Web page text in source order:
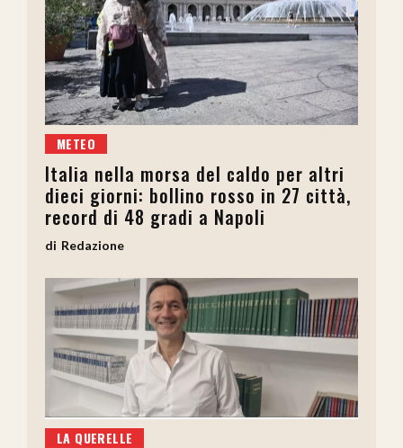
METEO
Italia nella morsa del caldo per altri
dieci giorni: bollino rosso in 27 città,
record di 48 gradi a Napoli
Redazione
LA QUERELLE